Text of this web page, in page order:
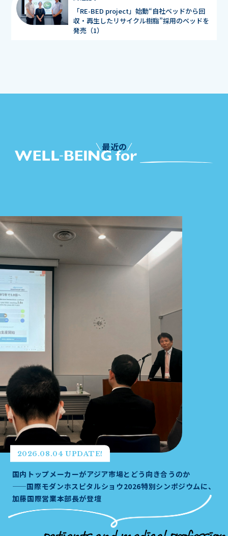
「RE-BED project」始動“自社ベッドから回
収・再生したリサイクル樹脂”採用のベッドを
発売（1）
最近の
2026.08.04 UPDATE!
国内トップメーカーがアジア市場とどう向き合うのか
——国際モダンホスピタルショウ2026特別シンポジウムに、
加藤国際営業本部長が登壇